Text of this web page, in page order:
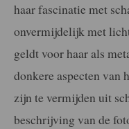
haar fascinatie met
onvermijdelijk met
geldt voor haar als
donkere aspecten van
zijn te vermijden uit
beschrijving van de